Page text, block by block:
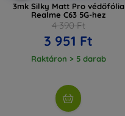
3mk Silky Matt Pro védőfólia
Realme C63 5G-hez
4 390 Ft
3 951 Ft
Raktáron > 5 darab